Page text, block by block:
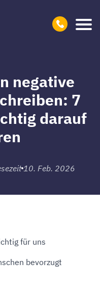
negative
7
darauf
10. Feb. 2026
für uns
bevorzugt